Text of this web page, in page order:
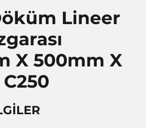
Lineer
X 500mm X
C250